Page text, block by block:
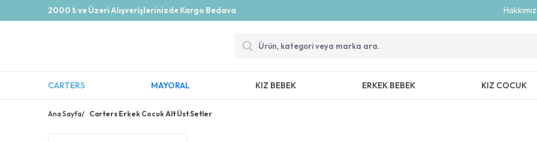
2000 ₺ ve Üzeri Alışverişlerinizde Kargo Bedava
CARTERS MAYORAL KIZ BEBEK ERKEK BEBEK KIZ COCUK
Ana Sayfa/ Carters Erkek Cocuk Alt Üst Setler